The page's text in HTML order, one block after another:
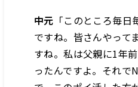
中元 「このところ毎
ですね。皆さんやって
すね。私は父親に1年
ったんですよ。それで